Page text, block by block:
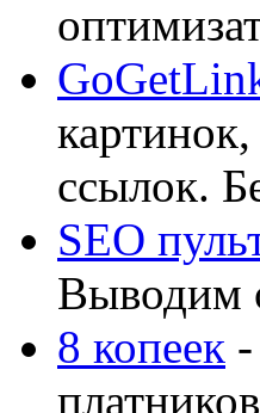
ссылок.
SEO
Выводим
8 копеек